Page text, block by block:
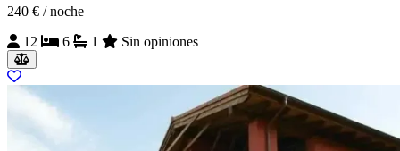
240 € / noche
12
6 1 Sin opiniones